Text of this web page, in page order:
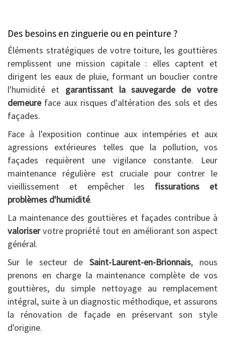
Des besoins en zinguerie ou en peinture ?
Éléments stratégiques de votre toiture, les gouttières
remplissent une mission capitale : elles captent et
dirigent les eaux de pluie, formant un bouclier contre
l'humidité et garantissant la sauvegarde de votre
demeureface aux risques d'altération des sols et des
façades.
Face à l'exposition continue aux intempéries et aux
agressions extérieures telles que la pollution, vos
façades requièrent une vigilance constante. Leur
maintenance régulière est cruciale pour contrer le
vieillissement et empêcher les fissurations et
problèmes d'humidité.
La maintenance des gouttières et façades contribue à
valoriservotre propriété tout en améliorant son aspect
général.
Sur le secteur deSaint-Laurent-en-Brionnais, nous
prenons en charge la maintenance complète de vos
gouttières, du simple nettoyage au remplacement
intégral, suite à un diagnostic méthodique, et assurons
la rénovation de façade en préservant son style
d'origine.